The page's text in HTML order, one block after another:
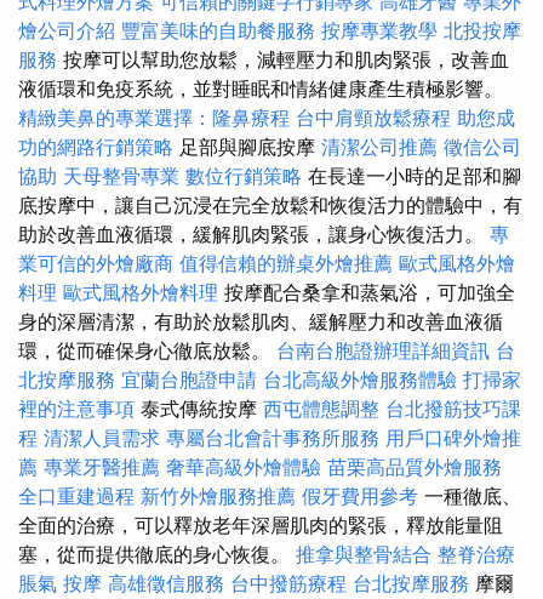
燴公司介紹 豐富美味的自助餐服務 按摩專業教學 北投按摩
服務 按摩可以幫助您放鬆，減輕壓力和肌肉緊張，改善血
液循環和免疫系統，並對睡眠和情緒健康產生積極影響。
精緻美鼻的專業選擇：隆鼻療程 台中肩頸放鬆療程 助您成
功的網路行銷策略 足部與腳底按摩 清潔公司推薦 徵信公司
協助 天母整骨專業 數位行銷策略 在長達一小時的足部和腳
底按摩中，讓自己沉浸在完全放鬆和恢復活力的體驗中，有
助於改善血液循環，緩解肌肉緊張，讓身心恢復活力。 專
業可信的外燴廠商 值得信賴的辦桌外燴推薦 歐式風格外燴
料理 歐式風格外燴料理 按摩配合桑拿和蒸氣浴，可加強全
身的深層清潔，有助於放鬆肌肉、緩解壓力和改善血液循
環，從而確保身心徹底放鬆。 台南台胞證辦理詳細資訊 台
北按摩服務 宜蘭台胞證申請 台北高級外燴服務體驗 打掃家
裡的注意事項 泰式傳統按摩 西屯體態調整 台北撥筋技巧課
程 清潔人員需求 專屬台北會計事務所服務 用戶口碑外燴推
薦 專業牙醫推薦 奢華高級外燴體驗 苗栗高品質外燴服務
全口重建過程 新竹外燴服務推薦 假牙費用參考 一種徹底、
全面的治療，可以釋放老年深層肌肉的緊張，釋放能量阻
塞，從而提供徹底的身心恢復。 推拿與整骨結合 整脊治療
脹氣 按摩 高雄徵信服務 台中撥筋療程 台北按摩服務 摩爾